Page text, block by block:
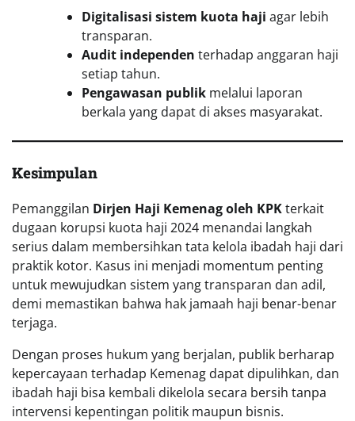
Digitalisasi sistem kuota haji agar lebih
transparan.
Audit independen terhadap anggaran haji
setiap tahun.
Pengawasan publik melalui laporan
berkala yang dapat di akses masyarakat.
Kesimpulan
Pemanggilan Dirjen Haji Kemenag oleh KPKterkait
dugaan korupsi kuota haji 2024 menandai langkah
serius dalam membersihkan tata kelola ibadah haji dari
praktik kotor. Kasus ini menjadi momentum penting
untuk mewujudkan sistem yang transparan dan adil,
demi memastikan bahwa hak jamaah haji benar-benar
terjaga.
Dengan proses hukum yang berjalan, publik berharap
kepercayaan terhadap Kemenag dapat dipulihkan, dan
ibadah haji bisa kembali dikelola secara bersih tanpa
intervensi kepentingan politik maupun bisnis.